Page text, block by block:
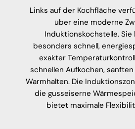
Links auf der Kochfläche
über eine moderne
Induktionskochstelle.
besonders schnell,
exakter
schnellen Aufkochen,
Warmhalten. Die
die gusseiserne
bietet maximale